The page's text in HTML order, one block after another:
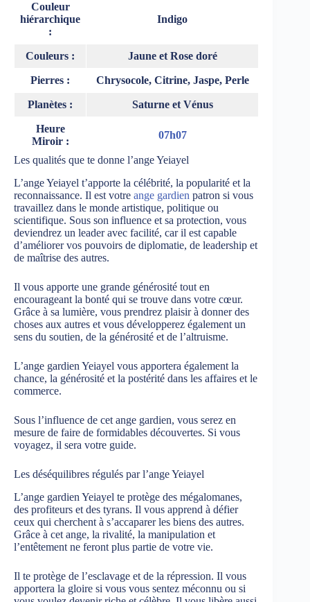
Couleur
hiérarchique
:
Indigo
Couleurs : Jaune et Rose doré
Pierres : Chrysocole, Citrine, Jaspe, Perle
Planètes : Saturne et Vénus
Heure
Miroir :
07h07
Les qualités que te donne l’ange Yeiayel
L’ange Yeiayel t’apporte la célébrité, la popularité et la
reconnaissance. Il est votre ange gardien patron si vous
travaillez dans le monde artistique, politique ou
scientifique. Sous son influence et sa protection, vous
deviendrez un leader avec facilité, car il est capable
d’améliorer vos pouvoirs de diplomatie, de leadership et
de maîtrise des autres.
Il vous apporte une grande générosité tout en
encourageant la bonté qui se trouve dans votre cœur.
Grâce à sa lumière, vous prendrez plaisir à donner des
choses aux autres et vous développerez également un
sens du soutien, de la générosité et de l’altruisme.
L’ange gardien Yeiayel vous apportera également la
chance, la générosité et la postérité dans les affaires et le
commerce.
Sous l’influence de cet ange gardien, vous serez en
mesure de faire de formidables découvertes. Si vous
voyagez, il sera votre guide.
Les déséquilibres régulés par l’ange Yeiayel
L’ange gardien Yeiayel te protège des mégalomanes,
des profiteurs et des tyrans. Il vous apprend à défier
ceux qui cherchent à s’accaparer les biens des autres.
Grâce à cet ange, la rivalité, la manipulation et
l’entêtement ne feront plus partie de votre vie.
Il te protège de l’esclavage et de la répression. Il vous
apportera la gloire si vous vous sentez méconnu ou si